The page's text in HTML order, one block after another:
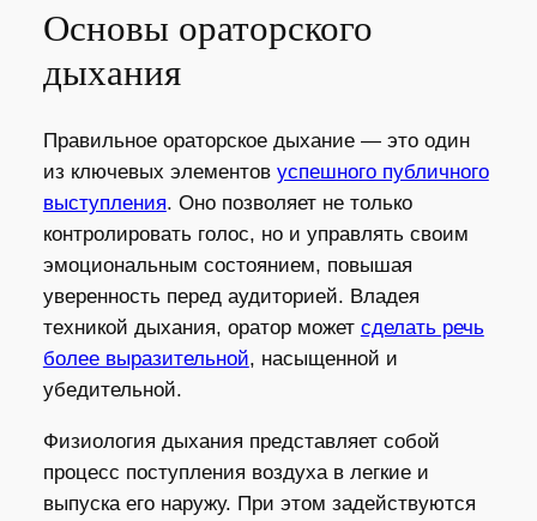
Основы ораторского
дыхания
Правильное ораторское дыхание — это один
из ключевых элементов успешного публичного
выступления. Оно позволяет не только
контролировать голос, но и управлять своим
эмоциональным состоянием, повышая
уверенность перед аудиторией. Владея
техникой дыхания, оратор может сделать речь
более выразительной, насыщенной и
убедительной.
Физиология дыхания представляет собой
процесс поступления воздуха в легкие и
выпуска его наружу. При этом задействуются